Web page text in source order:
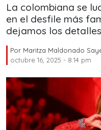
La colombiana se
en el desfile más
dejamos los
Por Maritza Maldonado
octubre 16, 2025 - 8:14 pm